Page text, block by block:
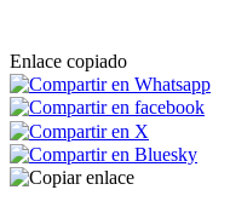
Enlace copiado